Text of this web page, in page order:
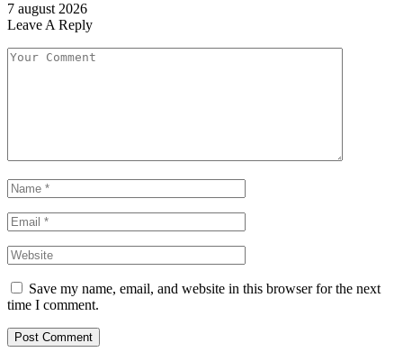
7 august 2026
Leave A Reply
Save my name, email, and website in this browser for the next
time I comment.